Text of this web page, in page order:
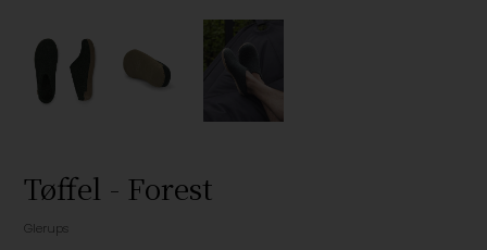
Tøffel - Forest
Glerups